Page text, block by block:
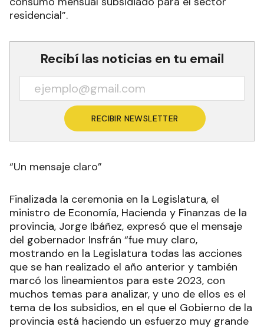
residencial”.
Recibí las noticias en tu email
RECIBIR NEWSLETTER
“Un mensaje claro”
Finalizada la ceremonia en la Legislatura, el
ministro de Economía, Hacienda y Finanzas de la
provincia, Jorge Ibáñez, expresó que el mensaje
del gobernador Insfrán “fue muy claro,
mostrando en la Legislatura todas las acciones
que se han realizado el año anterior y también
marcó los lineamientos para este 2023, con
muchos temas para analizar, y uno de ellos es el
tema de los subsidios, en el que el Gobierno de la
provincia está haciendo un esfuerzo muy grande